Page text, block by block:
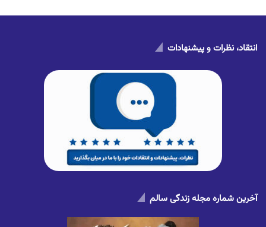
انتقاد، نظرات و پیشنهادات
آخرین شماره مجله زندگی سالم